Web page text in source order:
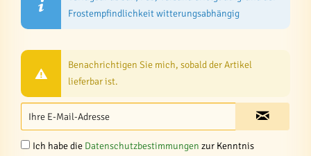
Frostempfindlichkeit witterungsabhängig
Benachrichtigen Sie mich, sobald der Artikel
lieferbar ist.
Ich habe die Datenschutzbestimmungen zur Kenntnis